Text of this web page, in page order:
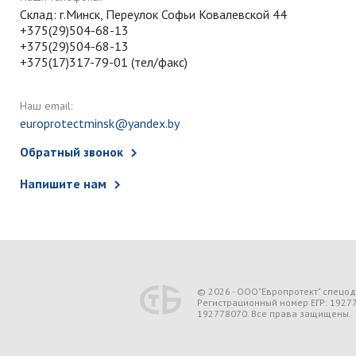
Склад: г.Минск, Переулок Софьи Ковалевской 44
+375(29)504-68-13
+375(29)504-68-13
+375(17)317-79-01 (тел/факс)
Наш email:
europrotectminsk@yandex.by
Обратный звонок
Напишите нам
© 2026 - ООО"Европротект"
Регистрационный номер ЕГР:
192778070. Все права защищены.